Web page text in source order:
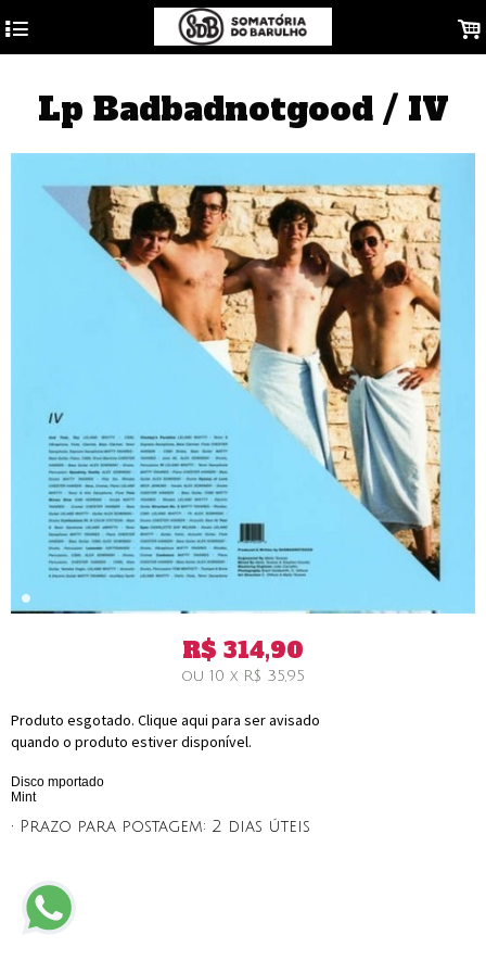
4 .
Lp Badbadnotgood / IV
R$ 314,90
ou 10 x R$ 35,95
Produto esgotado. Clique aqui para ser avisado
quando o produto estiver disponível.
Disco mportado
Mint
• Prazo para postagem: 2 dias úteis